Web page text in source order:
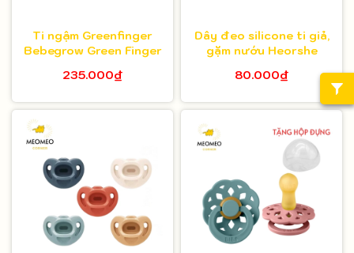
Ti ngậm Greenfinger
Bebegrow Green Finger
235.000₫
Dây đeo silicone ti giả,
gặm nướu Heorshe
80.000₫